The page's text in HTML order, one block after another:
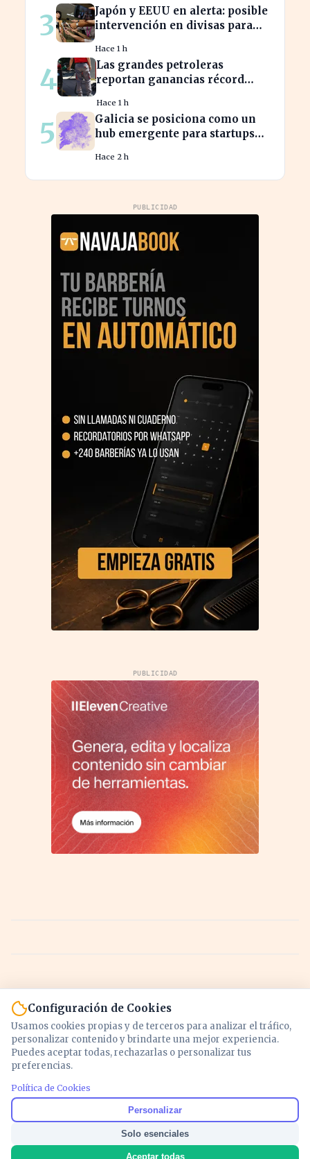
3
Japón y EEUU en alerta: posible
intervención en divisas para
Hace 1 h
4
Las grandes petroleras
reportan ganancias récord
Irán
Hace 1 h
5
Galicia se posiciona como un
hub emergente para startups
Hace 2 h
PUBLICIDAD
PUBLICIDAD
Noticias y análisis de economía, mercados,
inversión y política. Información actualizada
para entender lo que mueve tu dinero y tu
Configuración de Cookies
Usamos cookies propias y de terceros para analizar el tráfico,
personalizar contenido y brindarte una mejor experiencia.
Puedes aceptar todas, rechazarlas o personalizar tus
preferencias.
Política de Cookies
Personalizar
Solo esenciales
Aceptar todas